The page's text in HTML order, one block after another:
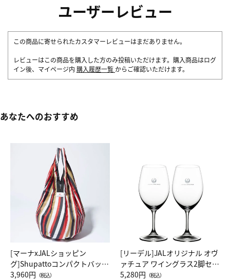
ユーザーレビュー
この商品に寄せられたカスタマーレビューはまだありません。
レビューはこの商品を購入した方のみ投稿いただけます。購入商品はログ
イン後、マイページ内 購入履歴一覧 からご確認いただけます。
あなたへのおすすめ
[マーナxJALショッピン
グ]Shupattoコンパクトバッグ
Drop JAL客室乗務員（LC）ス
3,960円 （税込）
[リーデル]JALオリジナル オヴ
ァチュア ワイングラス2脚セッ
ト（レッドワイン）
5,280円 （税込）